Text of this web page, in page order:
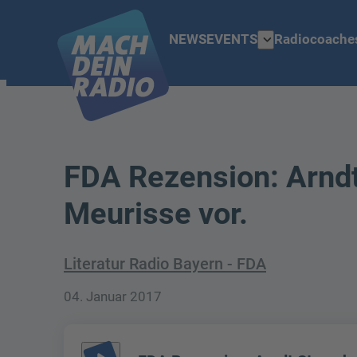
NEWSEVENTS expand_more
FDA Rezension:
Meurisse vor.
Literatur Radio Bayern - FDA
04. Januar 2017